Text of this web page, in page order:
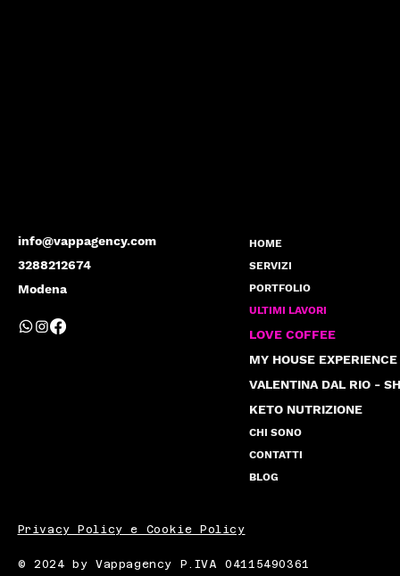
info@vappagency.com
3288212674
Modena
HOME
SERVIZI
PORTFOLIO
ULTIMI LAVORI
LOVE COFFEE
MY HOUSE EXPERIENCE
KETO NUTRIZIONE
CHI SONO
CONTATTI
BLOG
Privacy Policy e Cookie Policy
© 2024 by Vappagency P.IVA 04115490361